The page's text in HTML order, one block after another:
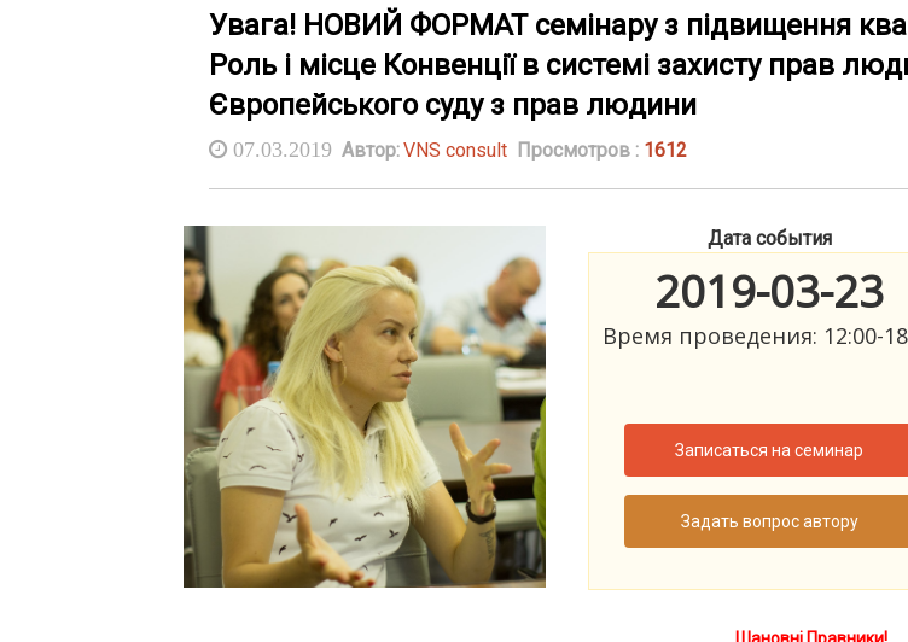
Увага! НОВИЙ ФОРМАТ семінару з підвищення
Роль і місце Конвенції в системі захисту прав
Європейського суду з прав людини
07.03.2019 Автор:VNS consult Просмотров : 1612
Дата события
2019-03-23
Время проведения: 12:00-
Записаться на семинар
Задать вопрос автору